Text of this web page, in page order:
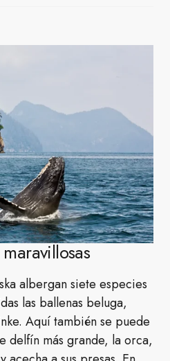
albergan siete especies
las ballenas beluga,
Aquí también se puede
delfín más grande, la orca,